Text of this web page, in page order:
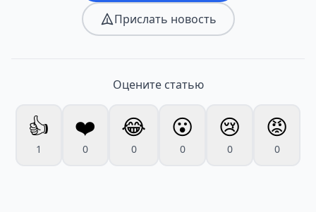
Прислать новость
Оцените статью
👍
1
❤️
0
😂
0
😮
0
😢
0
😡
0